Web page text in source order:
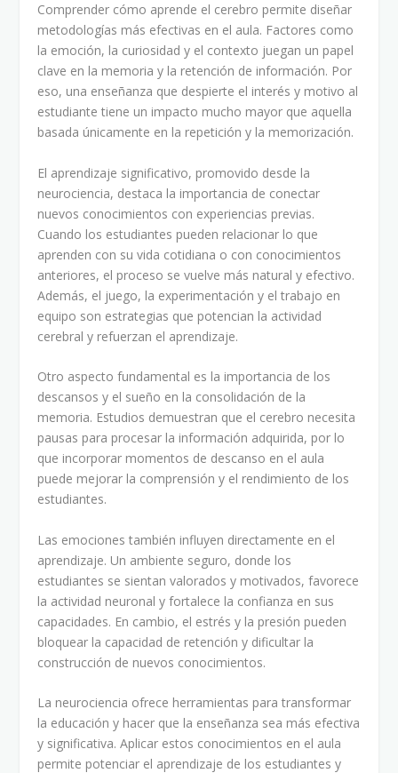
Comprender cómo aprende el cerebro permite diseñar
metodologías más efectivas en el aula. Factores como
la emoción, la curiosidad y el contexto juegan un papel
clave en la memoria y la retención de información. Por
eso, una enseñanza que despierte el interés y motivo al
estudiante tiene un impacto mucho mayor que aquella
basada únicamente en la repetición y la memorización.
El aprendizaje significativo, promovido desde la
neurociencia, destaca la importancia de conectar
nuevos conocimientos con experiencias previas.
Cuando los estudiantes pueden relacionar lo que
aprenden con su vida cotidiana o con conocimientos
anteriores, el proceso se vuelve más natural y efectivo.
Además, el juego, la experimentación y el trabajo en
equipo son estrategias que potencian la actividad
cerebral y refuerzan el aprendizaje.
Otro aspecto fundamental es la importancia de los
descansos y el sueño en la consolidación de la
memoria. Estudios demuestran que el cerebro necesita
pausas para procesar la información adquirida, por lo
que incorporar momentos de descanso en el aula
puede mejorar la comprensión y el rendimiento de los
estudiantes.
Las emociones también influyen directamente en el
aprendizaje. Un ambiente seguro, donde los
estudiantes se sientan valorados y motivados, favorece
la actividad neuronal y fortalece la confianza en sus
capacidades. En cambio, el estrés y la presión pueden
bloquear la capacidad de retención y dificultar la
construcción de nuevos conocimientos.
La neurociencia ofrece herramientas para transformar
la educación y hacer que la enseñanza sea más efectiva
y significativa. Aplicar estos conocimientos en el aula
permite potenciar el aprendizaje de los estudiantes y